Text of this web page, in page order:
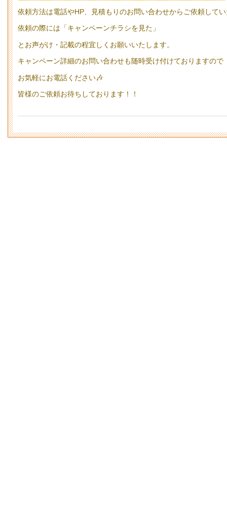
依頼方法は電話やHP、見積もりのお問い合わせからご依頼して
依頼の際には「キャンペーンチラシを見た」
とお声がけ・記載の程宜しくお願いいたします。
キャンペーン詳細のお問い合わせも随時受け付けておりますので
お気軽にお電話ください🎶
皆様のご依頼お待ちしております！！